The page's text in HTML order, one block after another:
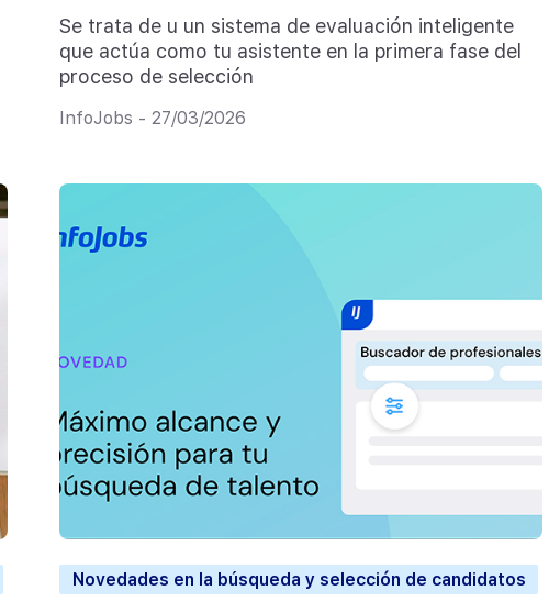
Se trata de u un sistema de evaluación inteligente
que actúa como tu asistente en la primera fase del
proceso de selección
InfoJobs - 27/03/2026
Novedades en la búsqueda y selección de candidatos